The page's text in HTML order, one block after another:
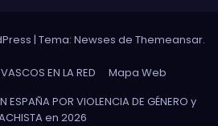
| Tema: Newses de Themeansar.
EN LA RED
Mapa Web
ESPAÑA POR VIOLENCIA DE GÉNERO y
en 2026